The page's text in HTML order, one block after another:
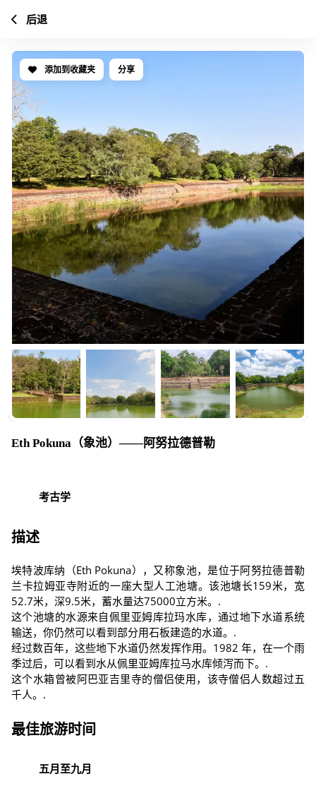
添加到收藏夹 分享
Eth Pokuna（象池）——阿努拉德普勒
考古学
描述
埃特波库纳（Eth Pokuna），又称象池，是位于阿努拉德普勒
兰卡拉姆亚寺附近的一座大型人工池塘。该池塘长159米，宽
52.7米，深9.5米，蓄水量达75000立方米。.
这个池塘的水源来自佩里亚姆库拉玛水库，通过地下水道系统
输送，你仍然可以看到部分用石板建造的水道。.
经过数百年，这些地下水道仍然发挥作用。1982 年，在一个雨
季过后，可以看到水从佩里亚姆库拉马水库倾泻而下。.
这个水箱曾被阿巴亚吉里寺的僧侣使用，该寺僧侣人数超过五
千人。.
最佳旅游时间
五月至九月
后退